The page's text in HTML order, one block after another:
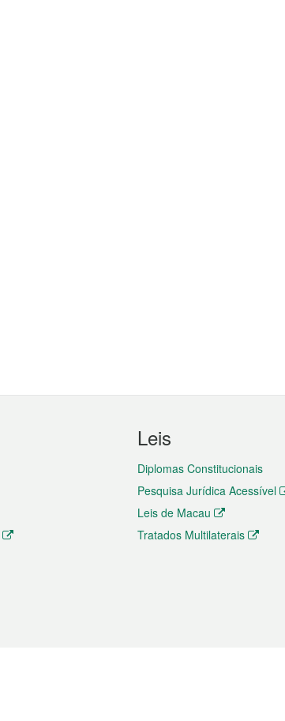
Leis
Diplomas Constitucionais
Pesquisa Jurídica Acessível
Leis de Macau
Tratados Multilaterais